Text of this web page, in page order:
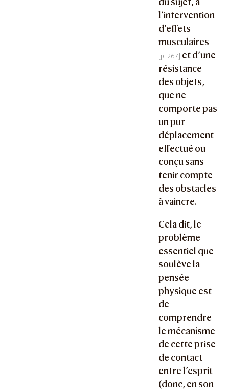
l’intervention
d’effets
musculaires
et d’une
résistance
des objets,
que ne
comporte pas
un pur
déplacement
effectué ou
conçu sans
tenir compte
des obstacles
à vaincre.
Cela dit, le
problème
essentiel que
soulève la
pensée
physique est
de
comprendre
le mécanisme
de cette prise
de contact
entre l’esprit
(donc, en son